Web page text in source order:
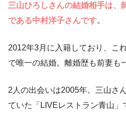
三山ひろしさんの結婚相手は、
である中村洋子さんです。
2012年3月に入籍しており、こ
で唯一の結婚。離婚歴も前妻も
2人の出会いは2005年。三山さ
ていた「LIVEレストラン青山」